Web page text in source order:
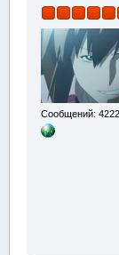
Сообщений: 4222